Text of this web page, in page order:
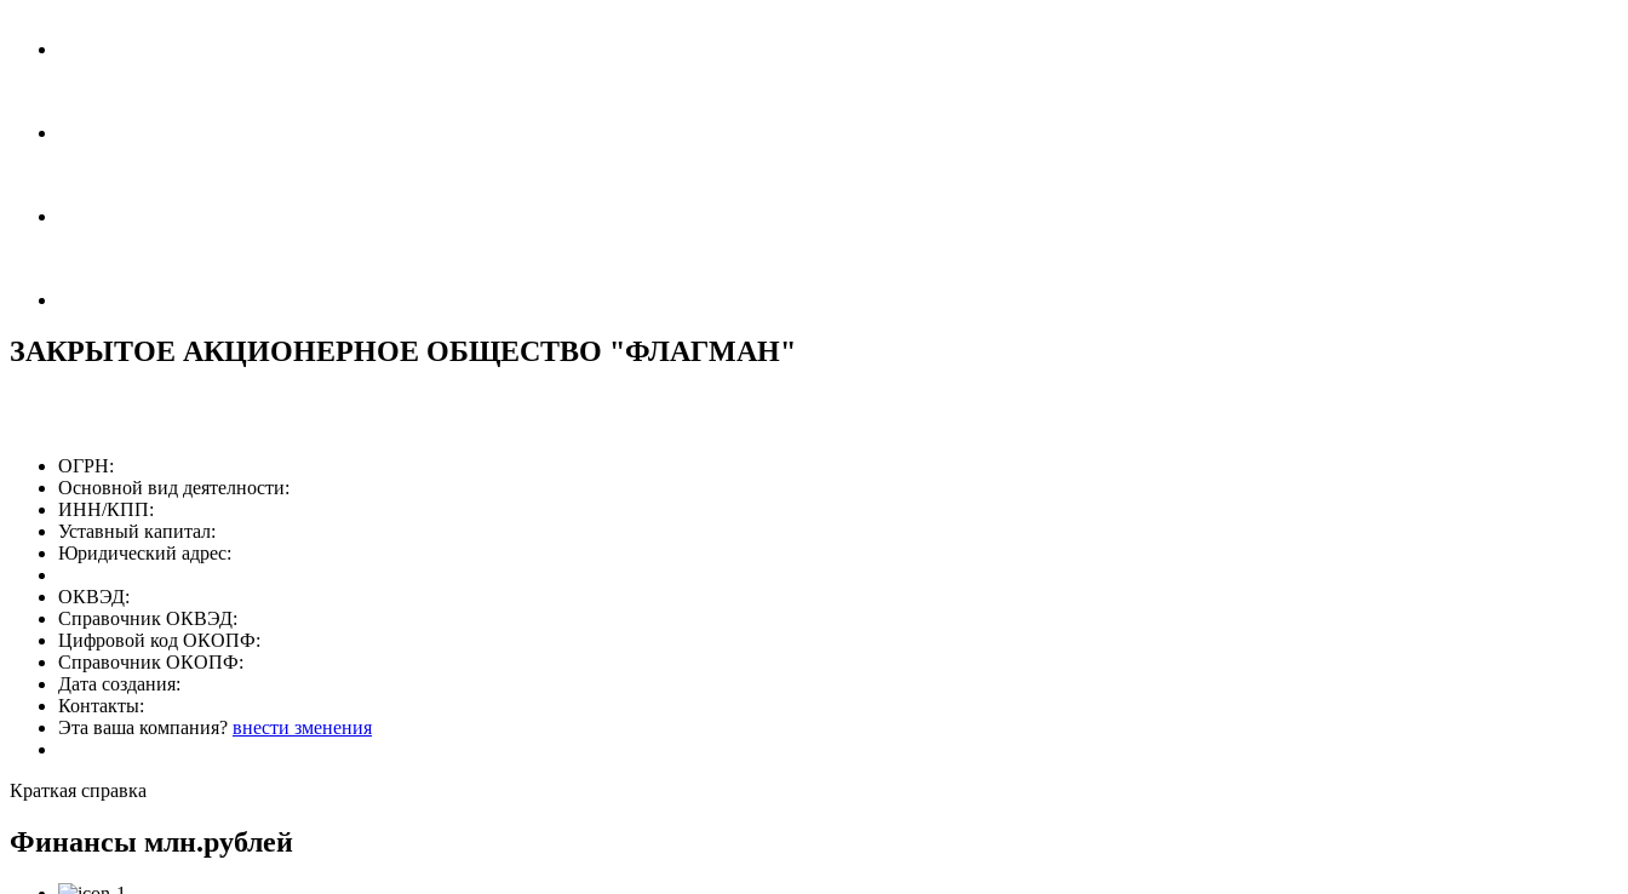
ЗАКРЫТОЕ АКЦИОНЕРНОЕ ОБЩЕСТВО "ФЛАГМАН"
ОГРН:
Основной вид деятелности:
ИНН/КПП:
Уставный капитал:
Юридический адрес:
ОКВЭД:
Справочник ОКВЭД:
Цифровой код ОКОПФ:
Справочник ОКОПФ:
Дата создания:
Контакты:
Эта ваша компания? внести зменения
Краткая справка
Финансы млн.рублей